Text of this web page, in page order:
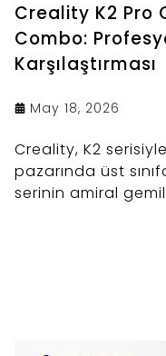
Creality K2 Pro
Combo:
Karşılaştırması
May 18, 2026
Creality, K2
pazarında üst
serinin amiral
satılan, çok renkli
kabine sahip